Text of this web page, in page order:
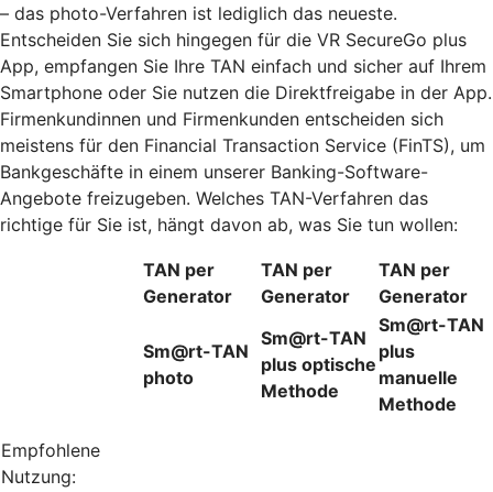
– das photo-Verfahren ist lediglich das neueste.
Entscheiden Sie sich hingegen für die VR SecureGo plus
App, empfangen Sie Ihre TAN einfach und sicher auf Ihrem
Smartphone oder Sie nutzen die Direktfreigabe in der App.
Firmenkundinnen und Firmenkunden entscheiden sich
meistens für den Financial Transaction Service (FinTS), um
Bankgeschäfte in einem unserer Banking-Software-
Angebote freizugeben. Welches TAN-Verfahren das
richtige für Sie ist, hängt davon ab, was Sie tun wollen:
TAN per
Generator
TAN per
Generator
TAN per
Generator
Sm@rt-TAN
photo
Sm@rt-TAN
plus optische
Methode
Sm@rt-TAN
plus
manuelle
Methode
Empfohlene
Nutzung: